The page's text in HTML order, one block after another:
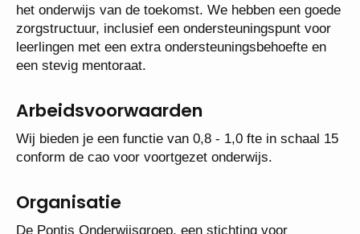
leerbehoeften. Waar door maatwerk, flexibiliteit en
innovatie wordt gewerkt aan het onderwijs van de
toekomst. We hebben een goede zorgstructuur,
inclusief een ondersteuningspunt voor leerlingen met
mentoraat.
Arbeidsvoorwaarden
15 conform de cao voor voortgezet onderwijs.